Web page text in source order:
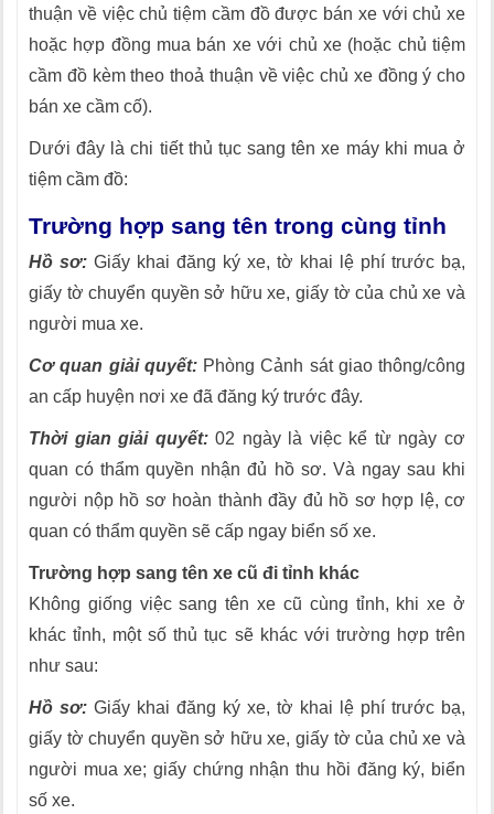
thuận về việc chủ tiệm cầm đồ được bán xe với chủ xe
hoặc hợp đồng mua bán xe với chủ xe (hoặc chủ tiệm
cầm đồ kèm theo thoả thuận về việc chủ xe đồng ý cho
bán xe cầm cố).
Dưới đây là chi tiết thủ tục sang tên xe máy khi mua ở
tiệm cầm đồ:
Trường hợp sang tên trong cùng tỉnh
Hồ sơ: Giấy khai đăng ký xe, tờ khai lệ phí trước bạ,
giấy tờ chuyển quyền sở hữu xe, giấy tờ của chủ xe và
người mua xe.
Cơ quan giải quyết: Phòng Cảnh sát giao thông/công
an cấp huyện nơi xe đã đăng ký trước đây.
Thời gian giải quyết:02 ngày là việc kể từ ngày cơ
quan có thẩm quyền nhận đủ hồ sơ. Và ngay sau khi
người nộp hồ sơ hoàn thành đầy đủ hồ sơ hợp lệ, cơ
quan có thẩm quyền sẽ cấp ngay biển số xe.
Trường hợp sang tên xe cũ đi tỉnh khác
Không giống việc sang tên xe cũ cùng tỉnh, khi xe ở
khác tỉnh, một số thủ tục sẽ khác với trường hợp trên
như sau:
Hồ sơ: Giấy khai đăng ký xe, tờ khai lệ phí trước bạ,
giấy tờ chuyển quyền sở hữu xe, giấy tờ của chủ xe và
người mua xe; giấy chứng nhận thu hồi đăng ký, biển
số xe.